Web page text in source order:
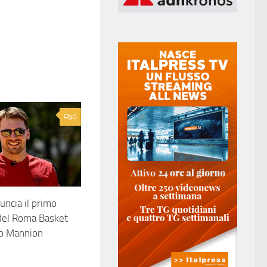
0
il primo
Roma Basket
Mannion